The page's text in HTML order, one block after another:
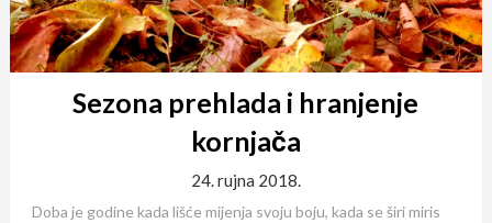
Sezona prehlada i hranjenje
kornjača
24. rujna 2018.
Doba je godine kada lišće mijenja svoju boju, kada se širi miris